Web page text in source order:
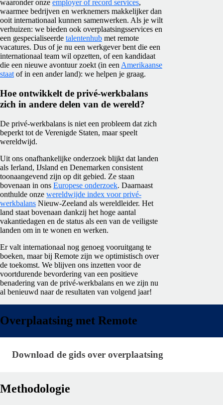
waaronder onze employer of record services,
waarmee bedrijven en werknemers makkelijker dan
ooit internationaal kunnen samenwerken. Als je wilt
verhuizen: we bieden ook overplaatsingsservices en
een gespecialiseerde talentenhub met remote
vacatures. Dus of je nu een werkgever bent die een
internationaal team wil opzetten, of een kandidaat
die een nieuwe avontuur zoekt (in een Amerikaanse
staat of in een ander land): we helpen je graag.
Hoe ontwikkelt de privé-werkbalans
zich in andere delen van de wereld?
De privé-werkbalans is niet een probleem dat zich
beperkt tot de Verenigde Staten, maar speelt
wereldwijd.
Uit ons onafhankelijke onderzoek blijkt dat landen
als Ierland, IJsland en Denemarken consistent
toonaangevend zijn op dit gebied. Ze staan
bovenaan in ons Europese onderzoek. Daarnaast
onthulde onze wereldwijde index voor privé-
werkbalans Nieuw-Zeeland als wereldleider. Het
land staat bovenaan dankzij het hoge aantal
vakantiedagen en de status als een van de veiligste
landen om in te wonen en werken.
Er valt internationaal nog genoeg vooruitgang te
boeken, maar bij Remote zijn we optimistisch over
de toekomst. We blijven ons inzetten voor de
voortdurende bevordering van een positieve
benadering van de privé-werkbalans en we zijn nu
al benieuwd naar de resultaten van volgend jaar!
Overplaatsing met Remote
Download de gids over overplaatsing
Download de gids over overplaatsing
Methodologie